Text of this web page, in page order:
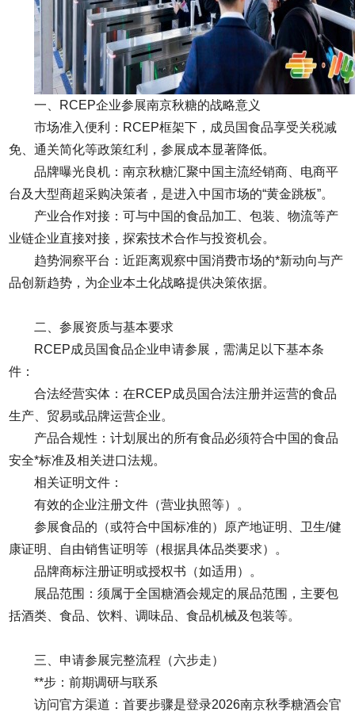
一、RCEP企业参展南京秋糖的战略意义
市场准入便利：RCEP框架下，成员国食品享受关税减
免、通关简化等政策红利，参展成本显著降低。
品牌曝光良机：南京秋糖汇聚中国主流经销商、电商平
台及大型商超采购决策者，是进入中国市场的“黄金跳板”。
产业合作对接：可与中国的食品加工、包装、物流等产
业链企业直接对接，探索技术合作与投资机会。
趋势洞察平台：近距离观察中国消费市场的*新动向与产
品创新趋势，为企业本土化战略提供决策依据。
二、参展资质与基本要求
RCEP成员国食品企业申请参展，需满足以下基本条
件：
合法经营实体：在RCEP成员国合法注册并运营的食品
生产、贸易或品牌运营企业。
产品合规性：计划展出的所有食品必须符合中国的食品
安全*标准及相关进口法规。
相关证明文件：
有效的企业注册文件（营业执照等）。
参展食品的（或符合中国标准的）原产地证明、卫生/健
康证明、自由销售证明等（根据具体品类要求）。
品牌商标注册证明或授权书（如适用）。
展品范围：须属于全国糖酒会规定的展品范围，主要包
括酒类、食品、饮料、调味品、食品机械及包装等。
三、申请参展完整流程（六步走）
**步：前期调研与联系
访问官方渠道：首要步骤是登录2026南京秋季糖酒会官